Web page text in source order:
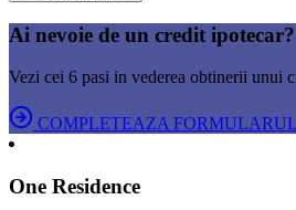
Ai nevoie de un credit ipotecar?
Vezi cei 6 pasi in vederea obtinerii unui
COMPLETEAZA FORMULARUL
One Residence